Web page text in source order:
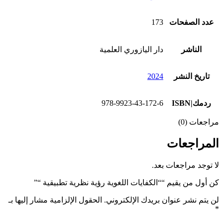
عدد الصفحات 173
الناشر دار اليازوري العلمية
تاريخ النشر 2024
ردمك|ISBN 978-9923-43-172-6
مراجعات (0)
المراجعات
لا توجد مراجعات بعد.
كن أول من يقيم ““الكفايات اللغوية رؤية نظرية تطبيقية “”
لن يتم نشر عنوان بريدك الإلكتروني. الحقول الإلزامية مشار إليها بـ
*